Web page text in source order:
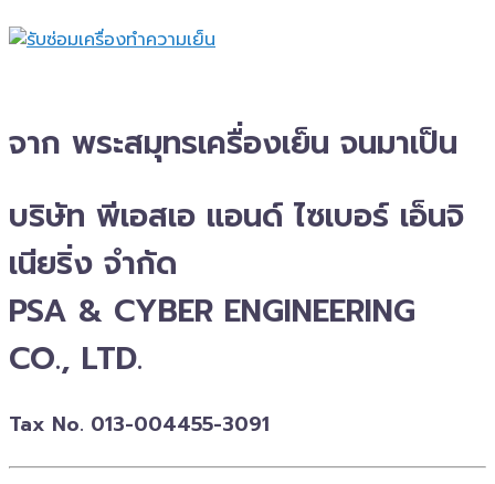
จาก พระสมุทรเครื่องเย็น จนมาเป็น
บริษัท พีเอสเอ แอนด์ ไซเบอร์ เอ็นจิ
เนียริ่ง จำกัด
PSA & CYBER ENGINEERING
CO., LTD.
Tax No. 013-004455-3091